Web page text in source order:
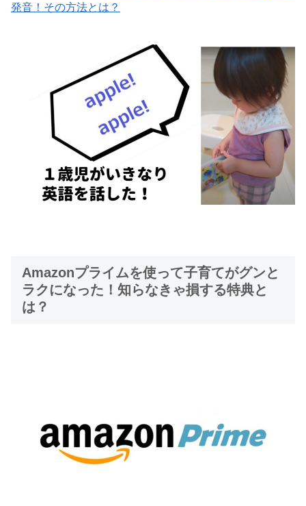
発音！その方法とは？
Amazonプライムを使って子育てがグンと
ラクになった！知らなきゃ損する特典と
は？